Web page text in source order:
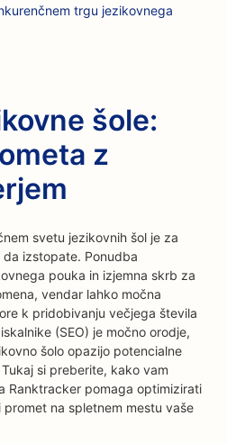
trgu jezikovnega
šole:
z
svetu jezikovnih šol je za
izstopate. Ponudba
pouka in izjemna skrb za
vendar lahko močna
k pridobivanju večjega števila
(SEO) je močno orodje,
šolo opazijo potencialne
si preberite, kako vam
Ranktracker pomaga optimizirati
na spletnem mestu vaše